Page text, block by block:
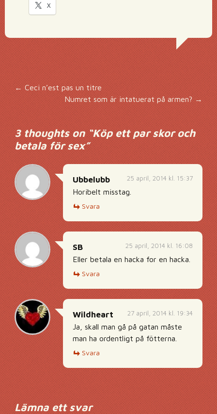
X
Inläggsnavigering
←Ceci n’est pas un titre
Numret som är intatuerat på armen?→
3 thoughts on “Köp ett par skor och
betala för sex”
25 april, 2014 kl. 15:37
Ubbelubb
Horibelt misstag.
Svara
25 april, 2014 kl. 16:08
SB
Eller betala en hacka for en hacka.
Svara
27 april, 2014 kl. 19:34
Wildheart
Ja, skall man gå på gatan måste
man ha ordentligt på fötterna.
Svara
Lämna ett svar